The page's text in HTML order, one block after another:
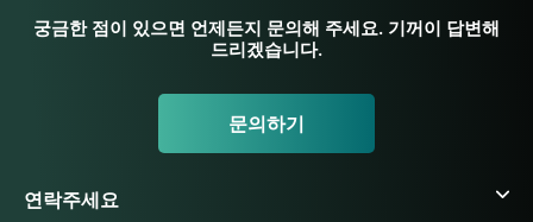
궁금한 점이 있으면 언제든지 문의해 주세요. 기꺼이 답변해
드리겠습니다.
문의하기
연락주세요